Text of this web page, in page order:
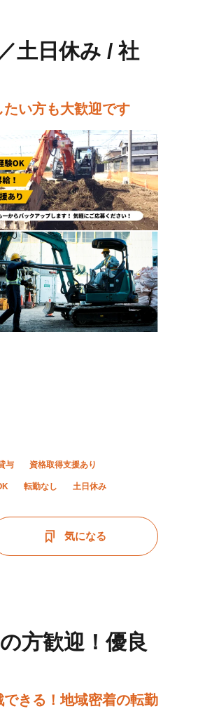
土日休み / 社
い方も大歓迎です
与 資格取得支援あり
転勤なし 土日休み
気になる
方歓迎！優良
きる！地域密着の転勤